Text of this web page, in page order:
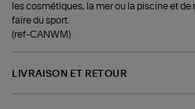
les cosmétiques, la mer ou la piscine et
faire du sport.
(ref-CANWM)
LIVRAISON ET RETOUR